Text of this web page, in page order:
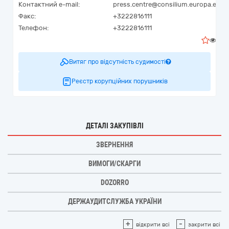
Контактний e-mail:
press.centre@consilium.europa.eu
Факс:
+3222816111
Телефон:
+3222816111
Витяг про відсутність судимості
Реєстр корупційних порушників
ДЕТАЛІ ЗАКУПІВЛІ
ЗВЕРНЕННЯ
ВИМОГИ/СКАРГИ
DOZORRO
ДЕРЖАУДИТСЛУЖБА УКРАЇНИ
+ відкрити всі - закрити всі